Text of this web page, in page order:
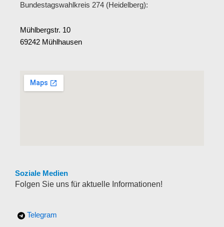
Bundestagswahlkreis 274 (Heidelberg):
Mühlbergstr. 10
69242 Mühlhausen
Soziale Medien
Folgen Sie uns für aktuelle Informationen!
Telegram